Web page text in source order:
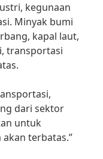
kegunaan
Minyak bumi
kapal laut,
transportasi
dari sektor
untuk
terbatas.”